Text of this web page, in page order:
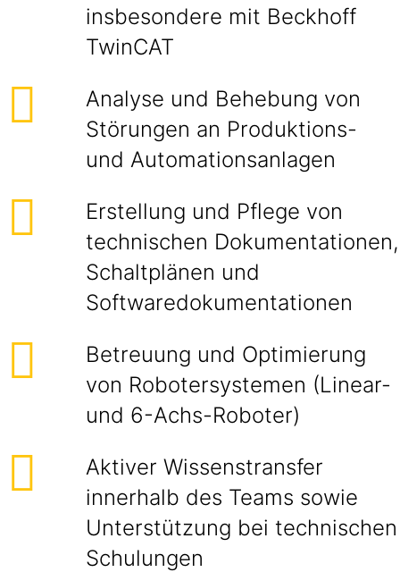
insbesondere mit Beckhoff
TwinCAT
Analyse und Behebung von
Störungen an Produktions-
und Automationsanlagen
Erstellung und Pflege von
technischen Dokumentationen,
Schaltplänen und
Softwaredokumentationen
Betreuung und Optimierung
von Robotersystemen (Linear-
und 6-Achs-Roboter)
Aktiver Wissenstransfer
innerhalb des Teams sowie
Unterstützung bei technischen
Schulungen